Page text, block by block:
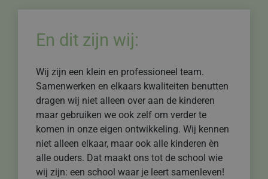
En dit zijn wij:
Wij zijn een klein en professioneel team.
Samenwerken en elkaars kwaliteiten benutten
dragen wij niet alleen over aan de kinderen
maar gebruiken we ook zelf om verder te
komen in onze eigen ontwikkeling. Wij kennen
niet alleen elkaar, maar ook alle kinderen èn
alle ouders. Dat maakt ons tot de school wie
wij zijn: een school waar je leert samenleven!